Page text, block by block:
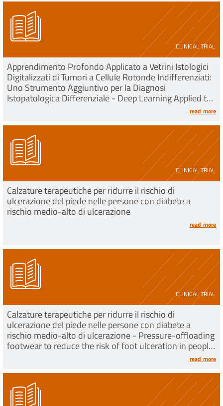
CLINICAL TRIAL
Apprendimento Profondo Applicato a Vetrini Istologici
Digitalizzati di Tumori a Cellule Rotonde Indifferenziati:
Uno Strumento Aggiuntivo per la Diagnosi
Istopatologica Differenziale - Deep Learning Applied to
read more
CLINICAL TRIAL
Calzature terapeutiche per ridurre il rischio di
ulcerazione del piede nelle persone con diabete a
rischio medio-alto di ulcerazione
read more
CLINICAL TRIAL
Calzature terapeutiche per ridurre il rischio di
ulcerazione del piede nelle persone con diabete a
rischio medio-alto di ulcerazione - Pressure-offloading
footwear to reduce the risk of foot ulceration in people
read more